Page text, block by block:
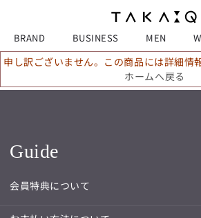
BRAND BUSINESS MEN
申し訳ございません。この商品には詳細情
ホームへ戻る
Guide
会員特典について